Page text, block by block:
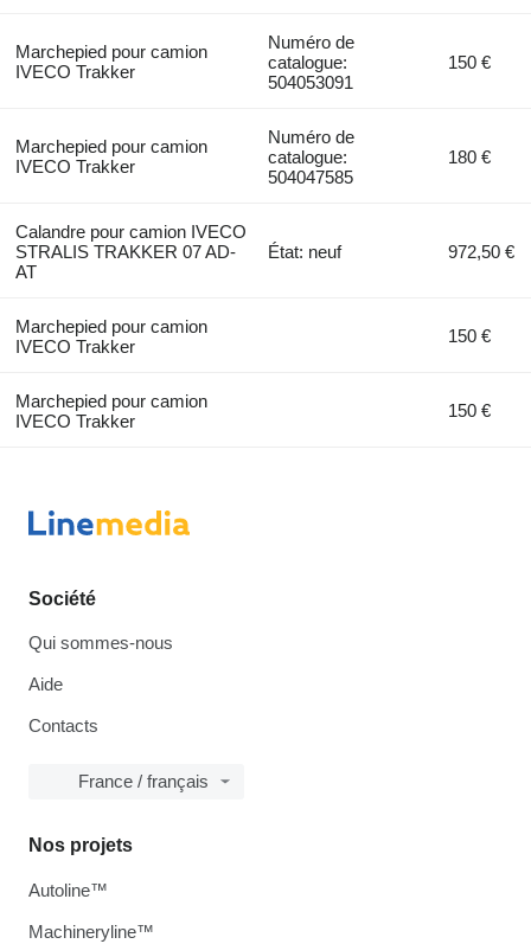
Marchepied pour camion
IVECO Trakker
Numéro de
catalogue:
504053091
150 €
Marchepied pour camion
IVECO Trakker
Numéro de
catalogue:
504047585
180 €
Calandre pour camion IVECO
STRALIS TRAKKER 07 AD-
AT
État: neuf 972,50 €
Marchepied pour camion
IVECO Trakker
150 €
Marchepied pour camion
IVECO Trakker
150 €
Société
Qui sommes-nous
Aide
Contacts
France / français
Nos projets
Autoline™
Machineryline™